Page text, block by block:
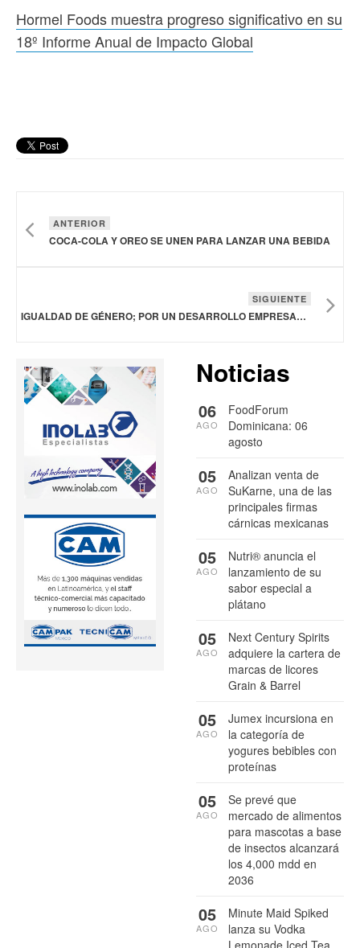
Hormel Foods muestra progreso significativo en su
18º Informe Anual de Impacto Global
ANTERIOR
COCA-COLA Y OREO SE UNEN PARA LANZAR UNA BEBIDA
SIGUIENTE
IGUALDAD DE GÉNERO; POR UN DESARROLLO EMPRESARIAL SOSTENIBLE Y EQUITATIVO: GRUPO BIMBO
Noticias
FoodForum
Dominicana: 06
agosto
06
AGO
Analizan venta de
SuKarne, una de las
principales firmas
cárnicas mexicanas
05
AGO
Nutri® anuncia el
lanzamiento de su
sabor especial a
plátano
05
AGO
Next Century Spirits
adquiere la cartera de
marcas de licores
Grain & Barrel
05
AGO
Jumex incursiona en
la categoría de
yogures bebibles con
proteínas
05
AGO
Se prevé que
mercado de alimentos
para mascotas a base
de insectos alcanzará
los 4,000 mdd en
2036
05
AGO
Minute Maid Spiked
lanza su Vodka
05
AGO